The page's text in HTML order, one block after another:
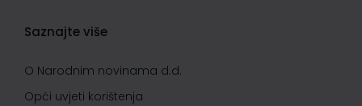
Saznajte više
O Narodnim novinama d.d.
Opći uvjeti korištenja